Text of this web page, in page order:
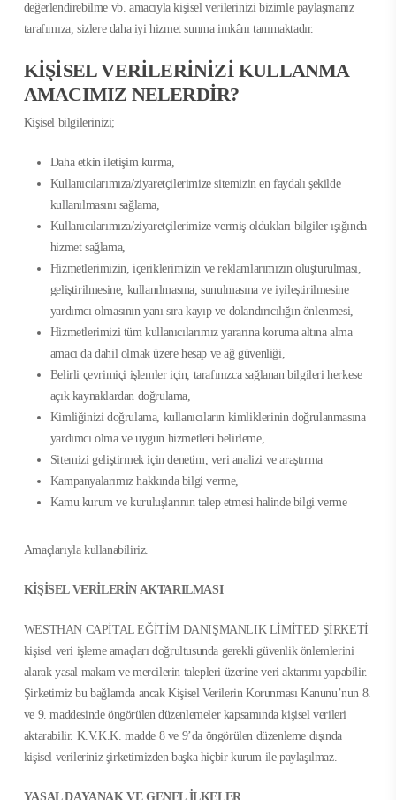
değerlendirebilme vb. amacıyla kişisel verilerinizi bizimle paylaşmanız
tarafımıza, sizlere daha iyi hizmet sunma imkânı tanımaktadır.
KİŞİSEL VERİLERİNİZİ KULLANMA
AMACIMIZ NELERDİR?
Kişisel bilgilerinizi;
Daha etkin iletişim kurma,
Kullanıcılarımıza/ziyaretçilerimize sitemizin en faydalı şekilde
kullanılmasını sağlama,
Kullanıcılarımıza/ziyaretçilerimize vermiş oldukları bilgiler ışığında
hizmet sağlama,
Hizmetlerimizin, içeriklerimizin ve reklamlarımızın oluşturulması,
geliştirilmesine, kullanılmasına, sunulmasına ve iyileştirilmesine
yardımcı olmasının yanı sıra kayıp ve dolandırıcılığın önlenmesi,
Hizmetlerimizi tüm kullanıcılarımız yararına koruma altına alma
amacı da dahil olmak üzere hesap ve ağ güvenliği,
Belirli çevrimiçi işlemler için, tarafınızca sağlanan bilgileri herkese
açık kaynaklardan doğrulama,
Kimliğinizi doğrulama, kullanıcıların kimliklerinin doğrulanmasına
yardımcı olma ve uygun hizmetleri belirleme,
Sitemizi geliştirmek için denetim, veri analizi ve araştırma
Kampanyalarımız hakkında bilgi verme,
Kamu kurum ve kuruluşlarının talep etmesi halinde bilgi verme
Amaçlarıyla kullanabiliriz.
KİŞİSEL VERİLERİN AKTARILMASI
WESTHAN CAPİTAL EĞİTİM DANIŞMANLIK LİMİTED ŞİRKETİ
kişisel veri işleme amaçları doğrultusunda gerekli güvenlik önlemlerini
alarak yasal makam ve mercilerin talepleri üzerine veri aktarımı yapabilir.
Şirketimiz bu bağlamda ancak Kişisel Verilerin Korunması Kanunu’nun 8.
ve 9. maddesinde öngörülen düzenlemeler kapsamında kişisel verileri
aktarabilir. K.V.K.K. madde 8 ve 9’da öngörülen düzenleme dışında
kişisel verileriniz şirketimizden başka hiçbir kurum ile paylaşılmaz.
YASAL DAYANAK VE GENEL İLKELER